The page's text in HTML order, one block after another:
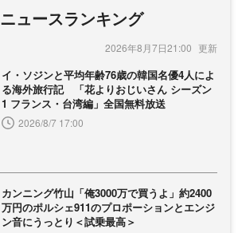
ニュースランキング
2026年8月7日21:00
イ・ソジンと平均年齢76歳の韓国名優4人によ
る海外旅行記 「花よりおじいさん シーズン
1 フランス・台湾編」全国無料放送
2026/8/7 17:00
カンニング竹山「俺3000万で買うよ」約2400
万円のポルシェ911のプロポーションとエンジ
ン音にうっとり＜試乗最高＞